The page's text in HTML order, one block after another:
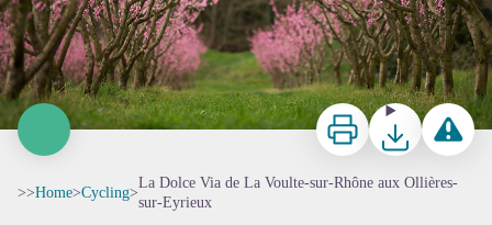
Print DownloadReport a
>>Home>Cycling>
La Dolce Via de La Voulte-sur-Rhône aux Ollières-
sur-Eyrieux